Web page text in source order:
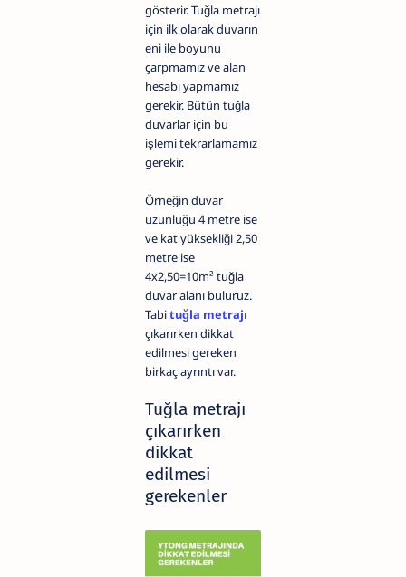
gösterir. Tuğla metrajı
için ilk olarak duvarın
eni ile boyunu
çarpmamız ve alan
hesabı yapmamız
gerekir. Bütün tuğla
duvarlar için bu
işlemi tekrarlamamız
gerekir.
Örneğin duvar
uzunluğu 4 metre ise
ve kat yüksekliği 2,50
metre ise
4x2,50=10m² tuğla
duvar alanı buluruz.
Tabituğla metrajı
çıkarırken dikkat
edilmesi gereken
birkaç ayrıntı var.
Tuğla metrajı
çıkarırken
dikkat
edilmesi
gerekenler